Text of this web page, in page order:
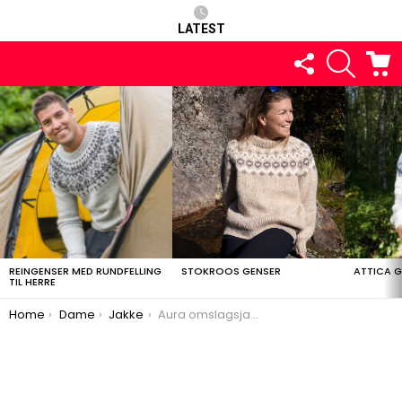
LATEST
FOLLOW
US
SEARCH
LATEST
STORIES
REINGENSER MED RUNDFELLING
TIL HERRE
STOKROOS GENSER ATTICA
You are here:
Home Dame Jakke Aura omslagsjakke